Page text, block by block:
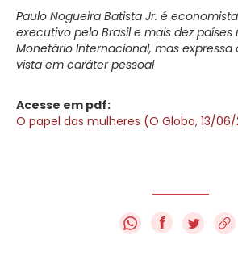
Paulo Nogueira Batista Jr. é
executivo pelo Brasil e mais dez países
Monetário Internacional, mas expressa
vista em caráter pessoal
Acesse em pdf:
O papel das mulheres (O Globo, 13/06/
f